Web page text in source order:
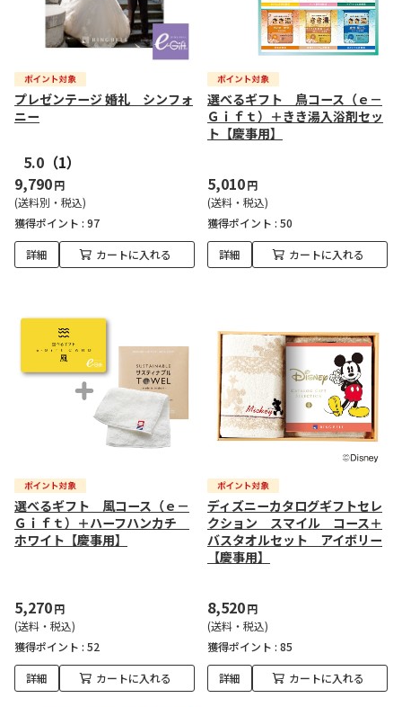
プレゼンテージ 婚礼 シンフォ
ニー
5.0 （1）
9,790円
(送料別・税込)
獲得ポイント : 97
詳細 カートに入れる
選べるギフト 鳥コース（ｅ－
Ｇｉｆｔ）＋きき湯入浴剤セッ
ト【慶事用】
5,010円
(送料・税込)
獲得ポイント : 50
詳細 カートに入れる
選べるギフト 風コース（ｅ－
Ｇｉｆｔ）＋ハーフハンカチ
ホワイト【慶事用】
5,270円
(送料・税込)
獲得ポイント : 52
詳細 カートに入れる
ディズニーカタログギフトセレ
クション スマイル コース＋
バスタオルセット アイボリー
【慶事用】
8,520円
(送料・税込)
獲得ポイント : 85
詳細 カートに入れる